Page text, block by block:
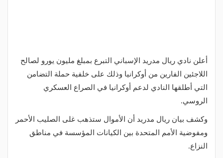
أعلن نادي ريال مدريد الإسباني التبرع بمبلغ مليون يورو لصالح
اللاجئين الفارين من أوكرانيا وذلك على خلفية حملة التضامن
التي أطلقها النادي لدعم أوكرانيا في الصراع العسكري
الروسي.
وكشف بيان ريال مدريد أن الأموال ستذهب غلى الصليب الأحمر
ومفوضية الأمم المتحدة بين الكيانات المؤسسة في مناطق
النزاع.